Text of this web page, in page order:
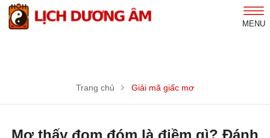
MENU
Trang chủ Giải mã giấc mơ